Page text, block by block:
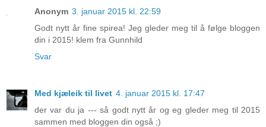
Anonym 3. januar 2015 kl. 22:59
Godt nytt år fine spirea! Jeg gleder meg til å følge bloggen
din i 2015! klem fra Gunnhild
Svar
Med kjæleik til livet 4. januar 2015 kl. 17:47
der var du ja --- så godt nytt år og eg gleder meg til 2015
sammen med bloggen din også ;)